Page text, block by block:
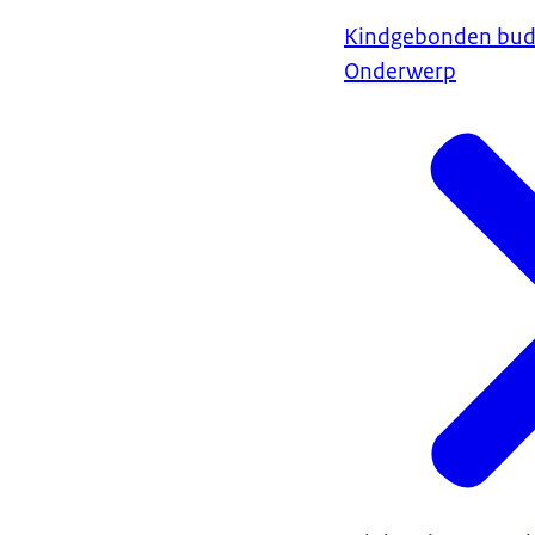
Kindgebonden
Onderwerp